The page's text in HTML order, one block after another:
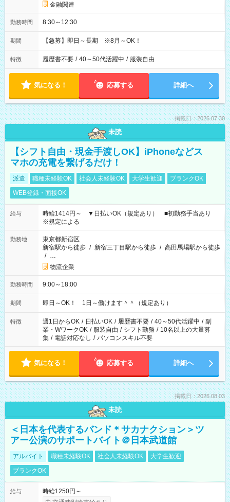
金融関連
勤務時間 8:30～12:30
期間 【急募】即日～長期 ※8月～OK！
特徴 履歴書不要 / 40～50代活躍中 / 服装自由
気になる！ 応募する 詳細へ
掲載日：2026.07.30
未読
【シフト自由・現金手渡しOK】iPhoneなどス
マホの充電を繋げるだけ！
派遣 職種未経験OK 社会人未経験OK 大学生歓迎
ブランクOK
WEB登録・面接OK
給与
時給1414円～ ▼日払いOK（規定あり） ■初勤務手当あり
※規定による
勤務地
東京都新宿区
新宿駅から徒歩 / 新宿三丁目駅から徒歩 / 高田馬場駅から徒歩
/ …
物流企業
勤務時間 9:00～18:00
期間 即日～OK！ 1日～働けます＾＾（規定あり）
特徴 週1日からOK / 日払いOK / 履歴書不要 / 40～50代活躍中 / 副
業・WワークOK / 服装自由 / シフト勤務 / 10名以上の大量募
集 / 電話対応なし / パソコンスキル不要
気になる！ 応募する 詳細へ
掲載日：2026.08.03
未読
＜日本を代表するバンド＊サカナクション＞ツ
アー公演のサポートバイト＠日本武道館
アルバイト 職種未経験OK 社会人未経験OK
大学生歓迎
ブランクOK
給与
時給1250円～